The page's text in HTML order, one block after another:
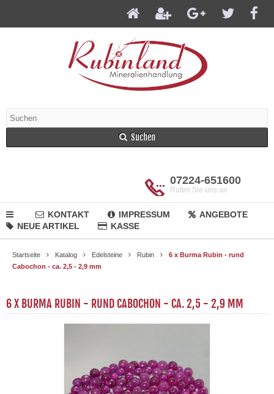
Suchen
07224-651600
Rufen Sie uns an
KONTAKT IMPRESSUM
ANGEBOTE
NEUE ARTIKEL
KASSE
Startseite Katalog Edelsteine Rubin
6 x Burma Rubin - rund
Cabochon - ca. 2,5 - 2,9 mm
6 X BURMA RUBIN - RUND CABOCHON - CA. 2,5 - 2,9 MM